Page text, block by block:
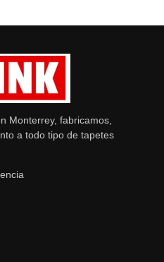
Monterrey, fabricamos,
a todo tipo de tapetes